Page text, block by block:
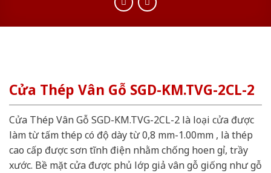
Cửa Thép Vân Gỗ SGD-KM.TVG-2CL-2
Cửa Thép Vân Gỗ SGD-KM.TVG-2CL-2 là loại cửa được
làm từ tấm thép có độ dày từ 0,8 mm-1.00mm , là thép
cao cấp được sơn tĩnh điện nhằm chống hoen gỉ, trầy
xước. Bề mặt cửa được phủ lớp giả vân gỗ giống như gỗ